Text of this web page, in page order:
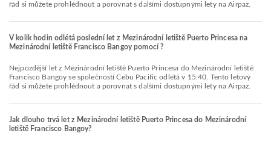
řád si můžete prohlédnout a porovnat s dalšími dostupnými lety na Airpaz.
V kolik hodin odlétá poslední let z Mezinárodní letiště Puerto Princesa na
Mezinárodní letiště Francisco Bangoy pomocí ?
Nejpozdější let z Mezinárodní letiště Puerto Princesa do Mezinárodní letiště
Francisco Bangoy se společností Cebu Pacific odlétá v 15:40. Tento letový
řád si můžete prohlédnout a porovnat s dalšími dostupnými lety na Airpaz.
Jak dlouho trvá let z Mezinárodní letiště Puerto Princesa do Mezinárodní
letiště Francisco Bangoy?